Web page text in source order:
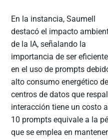
En la instancia, Saumell
destacó el impacto
de la IA, señalando la
importancia de ser
en el uso de prompts
alto consumo energético
centros de datos que
interacción tiene un costo
10 prompts equivale a la
que se emplea en